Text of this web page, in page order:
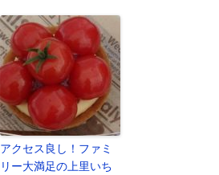
アクセス良し！ファミ
リー大満足の上里いち